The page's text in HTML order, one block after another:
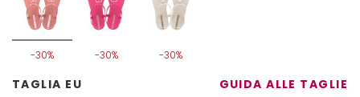
-30% -30% -30%
TAGLIA EU GUIDA ALLE TAGLIE